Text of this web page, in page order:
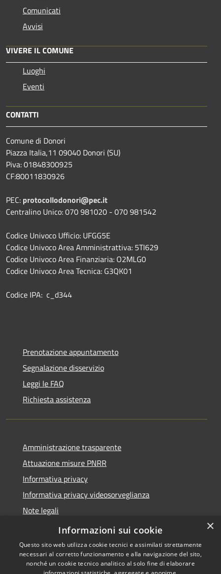
Comunicati
Avvisi
VIVERE IL COMUNE
Luoghi
Eventi
CONTATTI
Comune di Donori
Piazza Italia,11 09040 Donori (SU)
Piva: 01848300925
CF:80011830926
PEC: protocollodonori@pec.it
Centralino Unico: 070 981020 - 070 981542
Codice Univoco Ufficio: UFGG5E
Codice Univoco Area Amministrattiva: 5TI629
Codice Univoco Area Finanziaria: O2MLG0
Codice Univoco Area Tecnica: G3QK01
Codice IPA: c_d344
Prenotazione appuntamento
Segnalazione disservizio
Leggi le FAQ
Richiesta assistenza
Amministrazione trasparente
Attuazione misure PNRR
Informativa privacy
Informativa privacy videosorveglianza
Note legali
Dichiarazione di accessibilità
×
Informazioni sui cookie
Questo sito web utilizza cookie tecnici e assimilati strettamente
necessari al corretto funzionamento e alla navigazione del sito,
nonché un cookie tecnico analitico al solo fine di elaborare